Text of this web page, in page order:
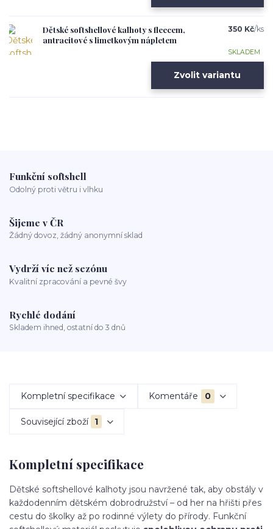
Dětské softshellové kalhoty s fleecem,
antracitové s limetkovým nápletem
350 Kč/ks
SKLADEM
Zvolit variantu
Funkční softshell
Odolný proti větru i vlhku
Šijeme v ČR
Žádný dovoz, žádný anonymní sklad
Vydrží víc než sezónu
Kvalitní zpracování a pevné švy
Rychlé dodání
Skladem ihned, ostatní do 3 dnů
Kompletní specifikace Komentáře 0
Související zboží 1
Kompletní specifikace
Dětské softshellové kalhoty jsou navržené tak, aby obstály v
každodenním dětském dobrodružství – od her na hřišti přes
cestu do školky až po rodinné výlety do přírody. Funkční